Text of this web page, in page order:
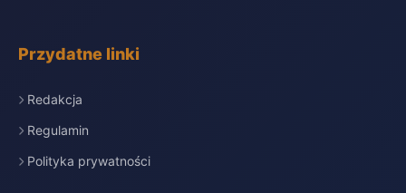
Przydatne linki
Redakcja
Regulamin
Polityka prywatności